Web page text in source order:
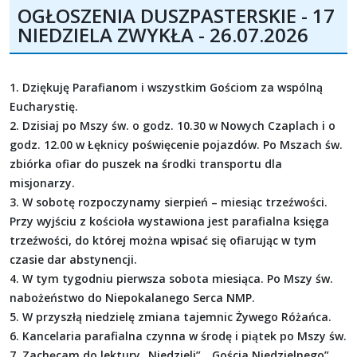
OGŁOSZENIA DUSZPASTERSKIE - 17
NIEDZIELA ZWYKŁA - 26.07.2026
1. Dziękuję Parafianom i wszystkim Gościom za wspólną
Eucharystię.
2. Dzisiaj po Mszy św. o godz. 10.30 w Nowych Czaplach i o
godz. 12.00 w Łęknicy poświęcenie pojazdów. Po Mszach św.
zbiórka ofiar do puszek na środki transportu dla
misjonarzy.
3. W sobotę rozpoczynamy sierpień – miesiąc trzeźwości.
Przy wyjściu z kościoła wystawiona jest parafialna księga
trzeźwości, do której można wpisać się ofiarując w tym
czasie dar abstynencji.
4. W tym tygodniu pierwsza sobota miesiąca. Po Mszy św.
nabożeństwo do Niepokalanego Serca NMP.
5. W przyszłą niedzielę zmiana tajemnic Żywego Różańca.
6. Kancelaria parafialna czynna w środę i piątek po Mszy św.